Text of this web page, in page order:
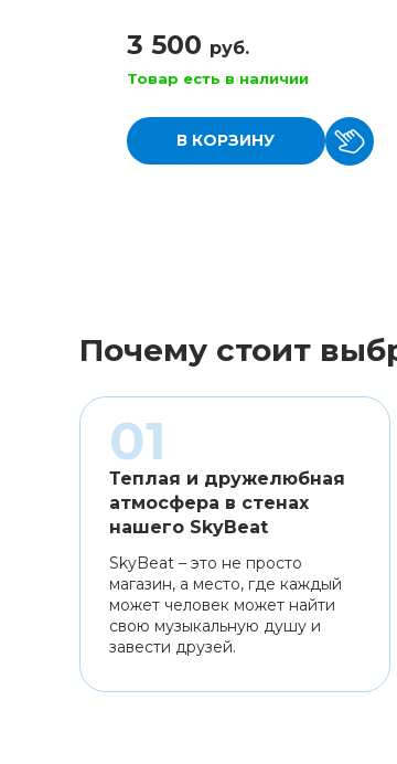
3 500 руб.
Товар есть в наличии
В КОРЗИНУ
Почему стоит
Теплая и дружелюбная
атмосфера в стенах
нашего SkyBeat
SkyBeat – это не просто
магазин, а место, где каждый
может человек может найти
свою музыкальную душу и
завести друзей.